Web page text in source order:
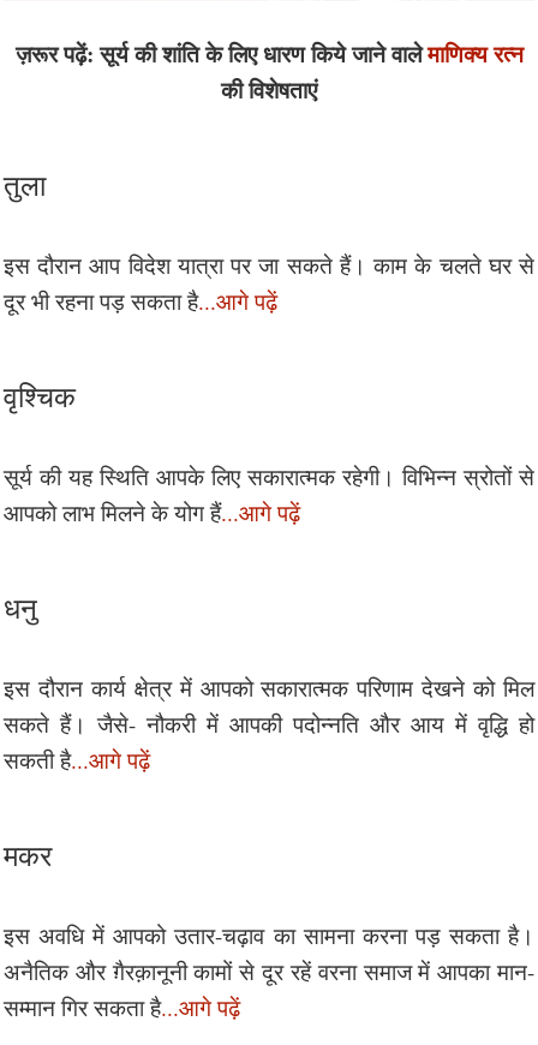
ज़रूर पढ़ें: सूर्य की शांति के लिए धारण किये जाने वालेमाणिक्य रत्न
की विशेषताएं
तुला
इस दौरान आप विदेश यात्रा पर जा सकते हैं। काम के चलते घर से
दूर भी रहना पड़ सकता है...आगे पढ़ें
वृश्चिक
सूर्य की यह स्थिति आपके लिए सकारात्मक रहेगी। विभिन्न स्रोतों से
आपको लाभ मिलने के योग हैं...आगे पढ़ें
धनु
इस दौरान कार्य क्षेत्र में आपको सकारात्मक परिणाम देखने को मिल
सकते हैं। जैसे- नौकरी में आपकी पदोन्नति और आय में वृद्धि हो
सकती है...आगे पढ़ें
मकर
इस अवधि में आपको उतार-चढ़ाव का सामना करना पड़ सकता है।
अनैतिक और ग़ैरक़ानूनी कामों से दूर रहें वरना समाज में आपका मान-
सम्मान गिर सकता है...आगे पढ़ें